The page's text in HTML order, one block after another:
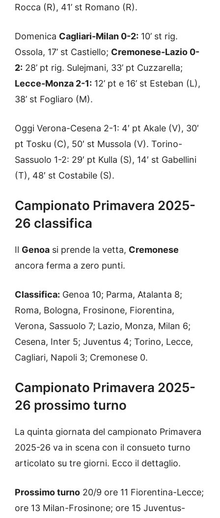
Rocca (R), 41’ st Romano (R).
Domenica Cagliari-Milan 0-2: 10’ st rig.
Ossola, 17’ st Castiello; Cremonese-Lazio 0-
2: 28’ pt rig. Sulejmani, 33’ pt Cuzzarella;
Lecce-Monza 2-1: 12’ pt e 16’ st Esteban (L),
38’ st Fogliaro (M).
Oggi Verona-Cesena 2-1: 4′ pt Akale (V), 30′
pt Tosku (C), 50′ st Mussola (V). Torino-
Sassuolo 1-2: 29′ pt Kulla (S), 14′ st Gabellini
(T), 48′ st Costabile (S).
Campionato Primavera 2025-
26 classifica
Il Genoa si prende la vetta, Cremonese
ancora ferma a zero punti.
Classifica: Genoa 10; Parma, Atalanta 8;
Roma, Bologna, Frosinone, Fiorentina,
Verona, Sassuolo 7; Lazio, Monza, Milan 6;
Cesena, Inter 5; Juventus 4; Torino, Lecce,
Cagliari, Napoli 3; Cremonese 0.
Campionato Primavera 2025-
26 prossimo turno
La quinta giornata del campionato Primavera
2025-26 va in scena con il consueto turno
articolato su tre giorni. Ecco il dettaglio.
Prossimo turno 20/9 ore 11 Fiorentina-Lecce;
ore 13 Milan-Frosinone; ore 15 Juventus-